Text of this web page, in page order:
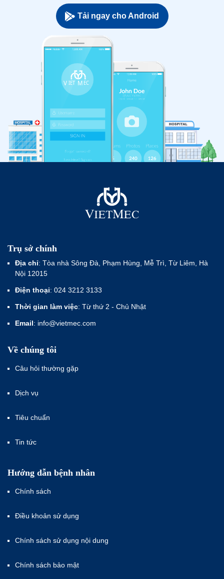
Tải ngay cho Android
Trụ sở chính
Địa chỉ: Tòa nhà Sông Đà, Phạm Hùng, Mễ Trì, Từ Liêm, Hà
Nội 12015
Điện thoại: 024 3212 3133
Thời gian làm việc: Từ thứ 2 - Chủ Nhật
Email: info@vietmec.com
Về chúng tôi
Câu hỏi thường gặp
Dịch vụ
Tiêu chuẩn
Tin tức
Hướng dẫn bệnh nhân
Chính sách
Điều khoản sử dụng
Chính sách sử dụng nội dung
Chính sách bảo mật